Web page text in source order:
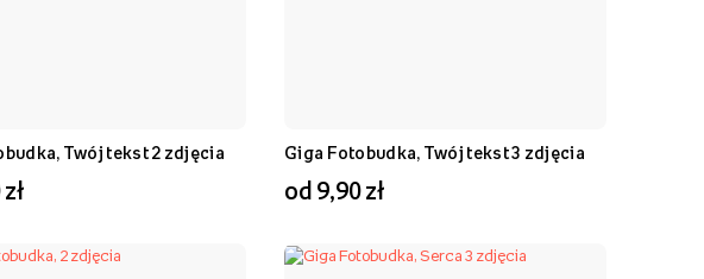
Twój tekst 2 zdjęcia Giga Fotobudka, Twój tekst 3 zdjęcia
od 9,90 zł